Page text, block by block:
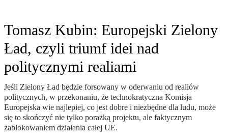
Tomasz Kubin: Europejski Zielony
Ład, czyli triumf idei nad
politycznymi realiami
Jeśli Zielony Ład będzie forsowany w oderwaniu od realiów
politycznych, w przekonaniu, że technokratyczna Komisja
Europejska wie najlepiej, co jest dobre i niezbędne dla ludu, może
się to skończyć nie tylko porażką projektu, ale faktycznym
zablokowaniem działania całej UE.